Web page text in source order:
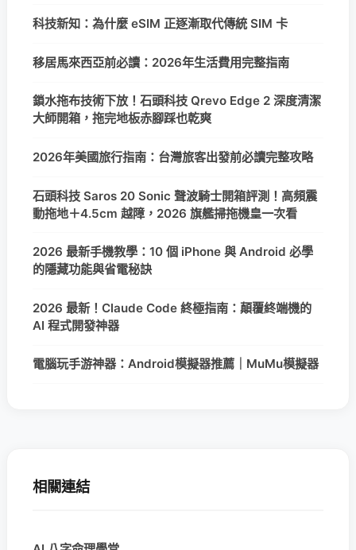
科技新知：為什麼 eSIM 正逐漸取代傳統 SIM 卡
移居馬來西亞前必讀：2026年生活費用完整指南
鎖水拖布技術下放！石頭科技 Qrevo Edge 2 深度清潔
大師開箱，拖完地板赤腳踩也乾爽
2026年美國旅行指南：台灣旅客出發前必讀完整攻略
石頭科技 Saros 20 Sonic 聲波騎士開箱評測！高頻震
動拖地＋4.5cm 越障，2026 旗艦掃拖機皇一次看
2026 最新手機教學：10 個 iPhone 與 Android 必學
的隱藏功能與省電秘訣
2026 最新！Claude Code 終極指南：顛覆終端機的
AI 程式開發神器
電腦玩手游神器：Android模擬器推薦｜MuMu模擬器
相關連結